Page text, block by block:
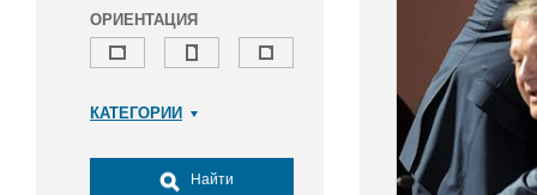
ОРИЕНТАЦИЯ
КАТЕГОРИИ
Досуг, туризм и отдых
Найти